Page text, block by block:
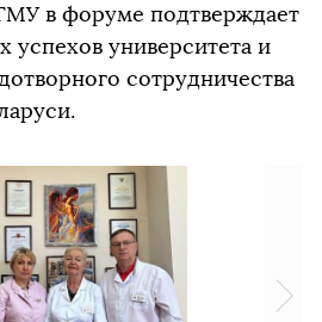
в форуме подтверждает
успехов университета и
сотрудничества